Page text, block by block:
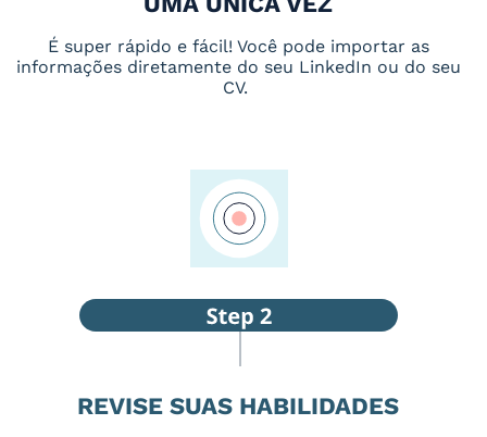
É super rápido e fácil! Você pode importar as
informações diretamente do seu LinkedIn ou do seu
CV.
REVISE SUAS HABILIDADES